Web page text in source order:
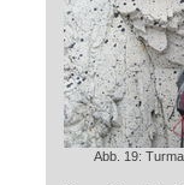
Abb. 19: